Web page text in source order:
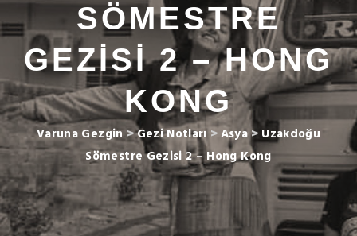
SÖMESTRE
GEZISI 2 – HONG
KONG
Varuna Gezgin>Gezi Notları>Asya> Uzakdoğu
Sömestre Gezisi 2 – Hong Kong